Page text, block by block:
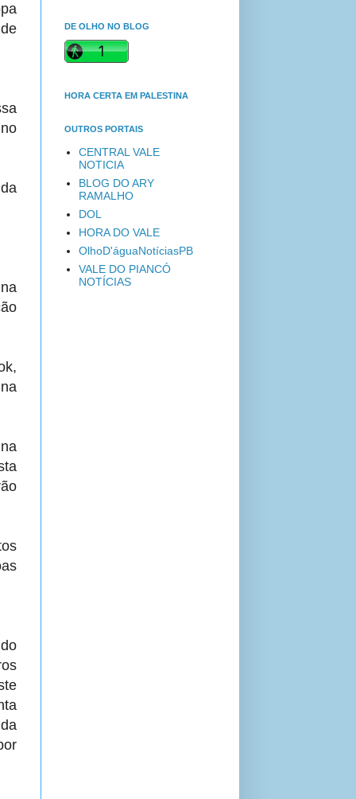
DE OLHO NO BLOG
HORA CERTA EM PALESTINA
OUTROS PORTAIS
CENTRAL VALE
NOTICIA
BLOG DO ARY
RAMALHO
DOL
HORA DO VALE
OlhoD'águaNotíciasPB
VALE DO PIANCÓ
NOTÍCIAS